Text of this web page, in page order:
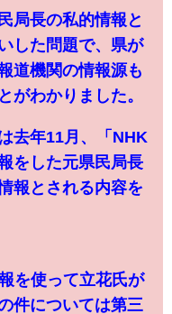
局長の私的情報と
した問題で、県が
道機関の情報源も
がわかりました。
去年11月、「NHK
をした元県民局長
報とされる内容を
を使って立花氏が
件については第三